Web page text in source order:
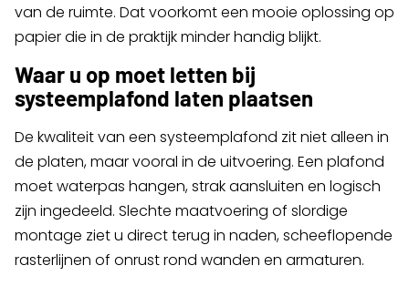
van de ruimte. Dat voorkomt een mooie oplossing op
papier die in de praktijk minder handig blijkt.
Waar u op moet letten bij
systeemplafond laten plaatsen
De kwaliteit van een systeemplafond zit niet alleen in
de platen, maar vooral in de uitvoering. Een plafond
moet waterpas hangen, strak aansluiten en logisch
zijn ingedeeld. Slechte maatvoering of slordige
montage ziet u direct terug in naden, scheeflopende
rasterlijnen of onrust rond wanden en armaturen.